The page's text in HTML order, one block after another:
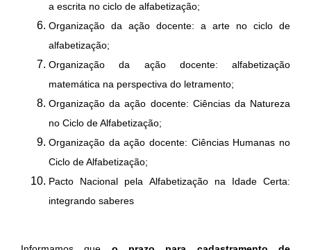
a escrita no ciclo de alfabetização;
Organização da ação docente: a arte no ciclo de
alfabetização;
Organização da ação docente: alfabetização
matemática na perspectiva do letramento;
Organização da ação docente: Ciências da Natureza
no Ciclo de Alfabetização;
Organização da ação docente: Ciências Humanas no
Ciclo de Alfabetização;
Pacto Nacional pela Alfabetização na Idade Certa:
integrando saberes